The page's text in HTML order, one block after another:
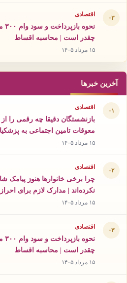
۰۳ اقتصادی
چقدر است | محاسبه اقساط
۱۵ مرداد ۱۴۰۵
آخرین خبرها
۰۱ اقتصادی
بازنشستگان دقیقا چه رقمی را
معوقات تامین اجتماعی به
۱۵ مرداد ۱۴۰۵
۰۲ اقتصادی
چرا برخی خانوارها هنوز پیامک
نکرده‌اند | مدارک لازم برای
۱۵ مرداد ۱۴۰۵
۰۳ اقتصادی
چقدر است | محاسبه اقساط
۱۵ مرداد ۱۴۰۵